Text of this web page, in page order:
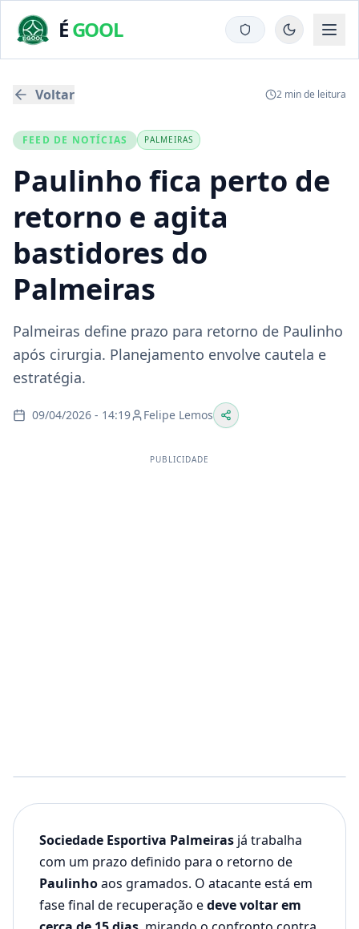
ÉGOOL
Voltar 2 min de leitura
FEED DE NOTÍCIAS PALMEIRAS
Paulinho fica perto de
retorno e agita
bastidores do
Palmeiras
Palmeiras define prazo para retorno de Paulinho
após cirurgia. Planejamento envolve cautela e
estratégia.
09/04/2026 - 14:19 Felipe Lemos
PUBLICIDADE
Sociedade Esportiva Palmeiras já trabalha
com um prazo definido para o retorno de
Paulinhoaos gramados. O atacante está em
fase final de recuperação edeve voltar em